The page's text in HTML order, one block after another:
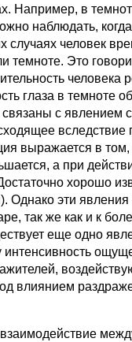
Например, в
наблюдать,
человек
Это
человека
глаза в темноте
с явлением
вследствие
выражается в том,
а при
хорошо
эти
так же как и к
еще одно
влиянием